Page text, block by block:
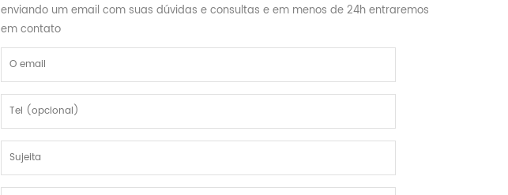
enviando um email com suas dúvidas e consultas e em menos de 24h entraremos
em contato